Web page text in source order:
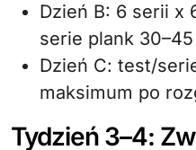
Dzień B: 6 serii x
serie plank
Dzień C: test/
maksimum po
Tydzień 3–4: